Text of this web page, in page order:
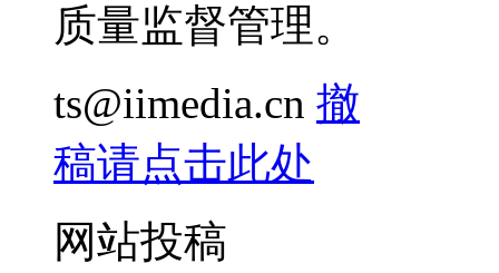
质量监督管理。
ts@iimedia.cn 撤
稿请点击此处
网站投稿